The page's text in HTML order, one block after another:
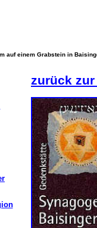
auf einem Grabstein in
zurück